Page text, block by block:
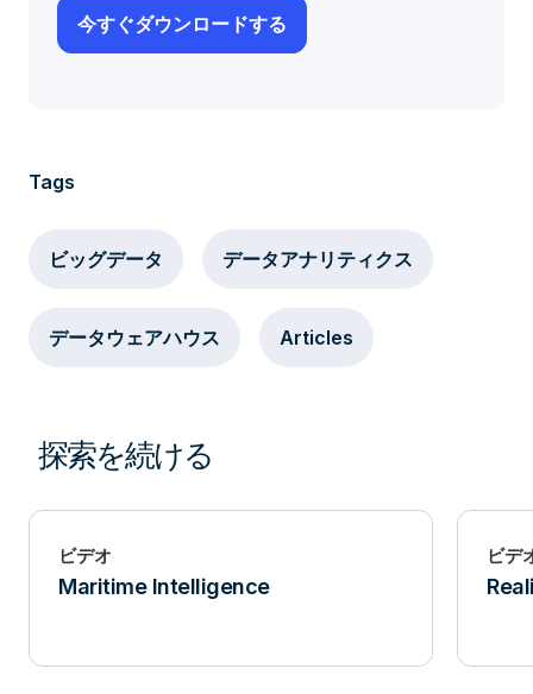
Tags
ビッグデータ データアナリティクス
データウェアハウス Articles
探索を続ける
ビデオ
Maritime Intelligence
ビデ